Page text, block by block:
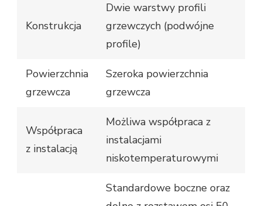
Konstrukcja
Dwie warstwy profili
grzewczych (podwójne
profile)
Powierzchnia
grzewcza
Szeroka powierzchnia
grzewcza
Współpraca
z instalacją
Możliwa współpraca z
instalacjami
niskotemperaturowymi
Standardowe boczne oraz